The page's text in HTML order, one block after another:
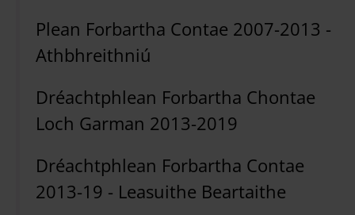
Plean Forbartha Contae 2007-2013 -
Athbhreithniú
Dréachtphlean Forbartha Chontae
Loch Garman 2013-2019
Dréachtphlean Forbartha Contae
2013-19 - Leasuithe Beartaithe